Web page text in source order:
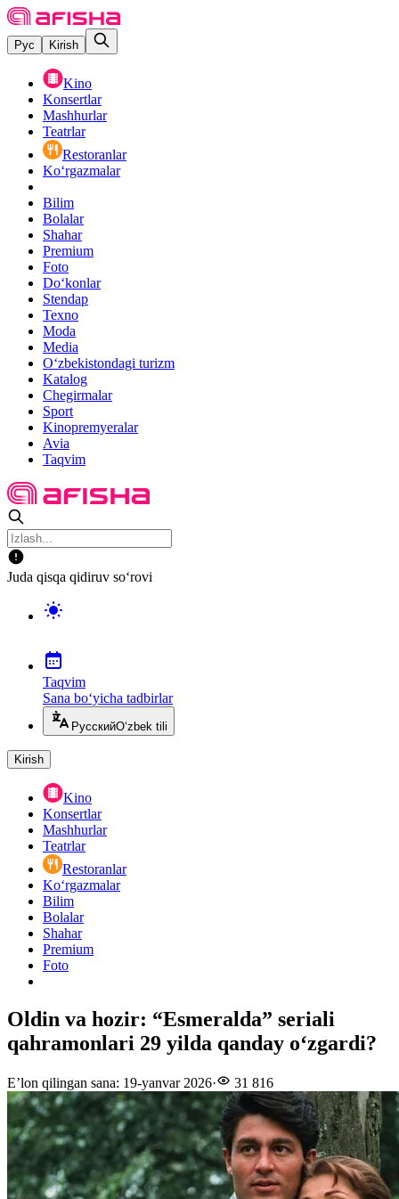
Рус Kirish
Kino
Konsertlar
Mashhurlar
Teatrlar
Restoranlar
Ko‘rgazmalar
Bilim
Bolalar
Shahar
Premium
Foto
Do‘konlar
Stendap
Texno
Moda
Media
O‘zbekistondagi turizm
Katalog
Chegirmalar
Sport
Kinopremyeralar
Avia
Taqvim
Juda qisqa qidiruv so‘rovi
Taqvim
Sana bo‘yicha tadbirlar
РусскийO‘zbek tili
Kirish
Kino
Konsertlar
Mashhurlar
Teatrlar
Restoranlar
Ko‘rgazmalar
Bilim
Bolalar
Shahar
Premium
Foto
Oldin va hozir: “Esmeralda” seriali
qahramonlari 29 yilda qanday o‘zgardi?
E’lon qilingan sana: 19-yanvar 2026· 31 816